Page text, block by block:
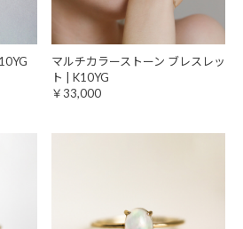
マルチカラーストーン ブレスレッ
ト | K10YG
￥33,000